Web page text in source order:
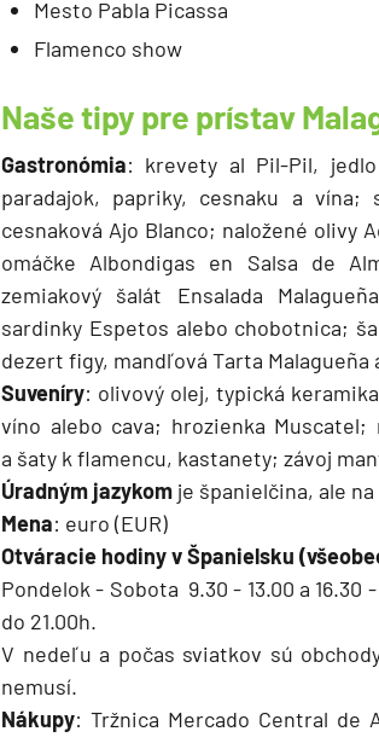
Mesto Pabla Picassa
Flamenco show
Naše tipy pre prístav
Gastronómia: krevety al Pil-Pil,
paradajok, papriky, cesnaku a vína;
cesnaková Ajo Blanco; naložené olivy
omáčke Albondigas en Salsa de
zemiakový šalát Ensalada
sardinky Espetos alebo chobotnica;
dezert figy, mandľová Tarta Malagueña
Suveníry: olivový olej, typická
víno alebo cava; hrozienka
a šaty k flamencu, kastanety; závoj
Úradným jazykom je španielčina, ale
Mena: euro (EUR)
Otváracie hodiny v Španielsku
Pondelok - Sobota 9.30 - 13.00 a
do 21.00h.
V nedeľu a počas sviatkov sú
nemusí.
Nákupy: Tržnica Mercado Central de